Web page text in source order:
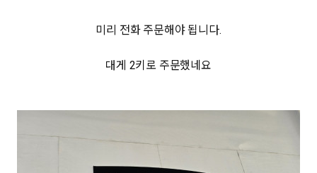
미리 전화 주문해야 됩니다.
대게 2키로 주문했네요